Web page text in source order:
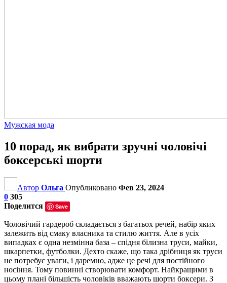
Мужская мода
10 порад, як вибрати зручні чоловічі
боксерські шорти
Автор Ольга Опубликовано Фев 23, 2024
0 305
Поделится
Save
Чоловічий гардероб складається з багатьох речей, набір яких
залежить від смаку власника та стилю життя. Але в усіх
випадках є одна незмінна база – спідня білизна труси, майки,
шкарпетки, футболки. Дехто скаже, що така дрібниця як труси
не потребує уваги, і даремно, адже це речі для постійного
носіння. Тому повинні створювати комфорт. Найкращими в
цьому плані більшість чоловіків вважають шорти боксери. З